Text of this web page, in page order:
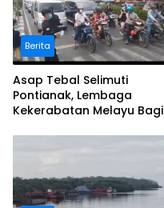
Berita
Asap Tebal Selimuti
Pontianak, Lembaga
Kekerabatan Melayu Bagi